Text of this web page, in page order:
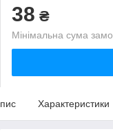
38 ₴
Мінімальна сума
Характеристики